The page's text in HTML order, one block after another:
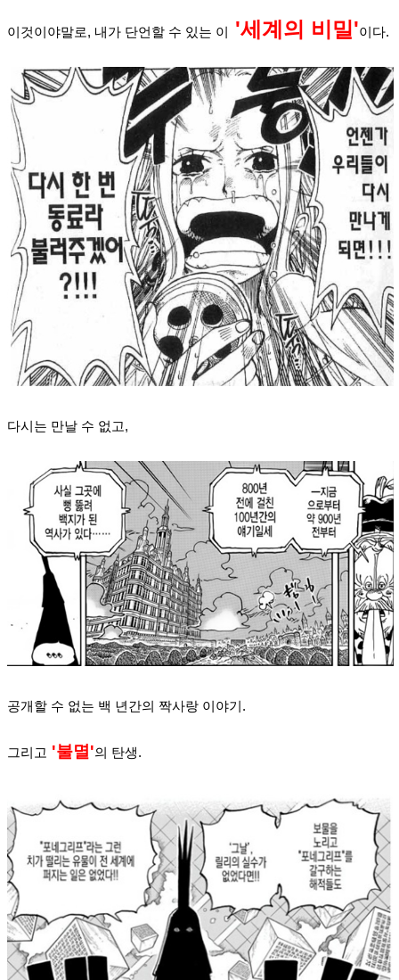
이것이야말로, 내가 단언할 수 있는 이 '세계의 비밀'이다.
다시는 만날 수 없고,
공개할 수 없는 백 년간의 짝사랑 이야기.
그리고 '불멸'의 탄생.